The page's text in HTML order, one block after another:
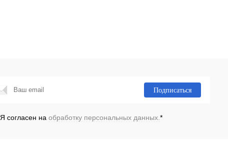
Подписаться
Я согласен на обработку персональных данных. *